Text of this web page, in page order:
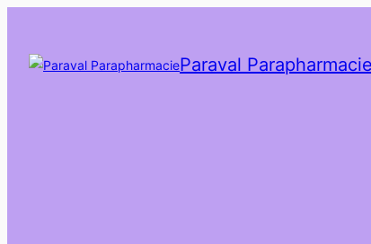
Paraval Parapharmacie